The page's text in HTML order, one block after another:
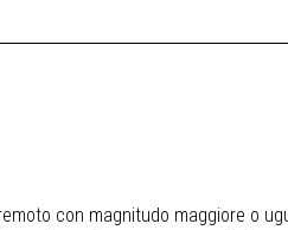
con magnitudo maggiore o